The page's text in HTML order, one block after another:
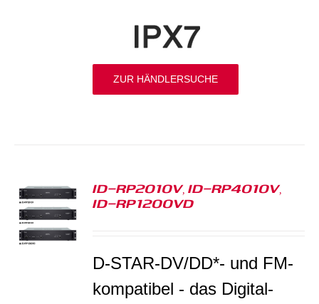
ZUR HÄNDLERSUCHE
ID-RP2010V, ID-RP4010V,
ID-RP1200VD
D-STAR-DV/DD*- und FM-
kompatibel - das Digital-